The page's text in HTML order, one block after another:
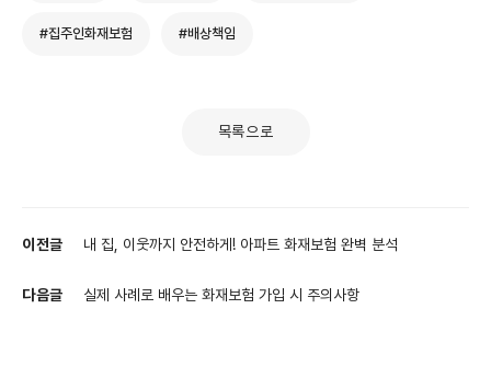
#집주인화재보험 #배상책임
목록으로
이전글 내 집, 이웃까지 안전하게! 아파트 화재보험 완벽 분석
다음글 실제 사례로 배우는 화재보험 가입 시 주의사항